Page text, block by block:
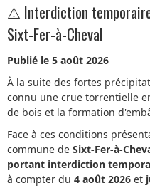
⚠️ Interdiction
Sixt-Fer-à-Cheval
Publié le 5 août 2026
À la suite des fortes
connu une crue torrentielle
de bois et la formation
Face à ces conditions
commune de Sixt-Fer-à-
portant interdiction
à compter du 4 août 2026 et